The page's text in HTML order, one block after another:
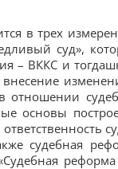
в трех
суд»,
– ВККС и
отношении
основы
судебная